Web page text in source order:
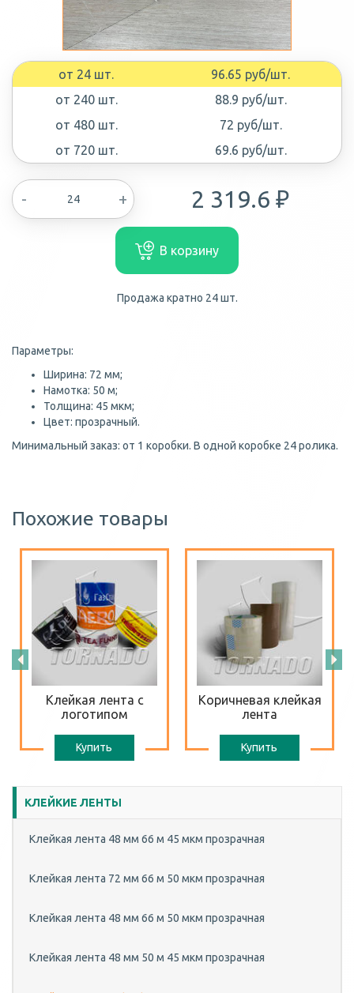
от 24 шт.
96.65 руб/шт.
от 240 шт.
88.9 руб/шт.
от 480 шт.
72 руб/шт.
от 720 шт.
69.6 руб/шт.
- + 2 319.6 ₽
В корзину
Продажа кратно 24 шт.
Параметры:
Ширина: 72 мм;
Намотка: 50 м;
Толщина: 45 мкм;
Цвет: прозрачный.
Минимальный заказ: от 1 коробки. В одной коробке 24 ролика.
Похожие товары
Клейкая лента с
логотипом
Купить
Коричневая клейкая
лента
Купить
КЛЕЙКИЕ ЛЕНТЫ
Клейкая лента 48 мм 66 м 45 мкм прозрачная
Клейкая лента 72 мм 66 м 50 мкм прозрачная
Клейкая лента 48 мм 66 м 50 мкм прозрачная
Клейкая лента 48 мм 50 м 45 мкм прозрачная